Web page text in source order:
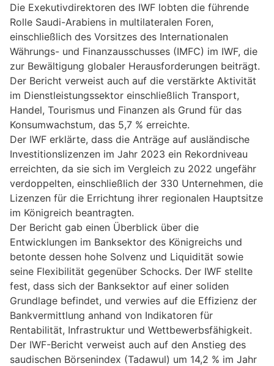
Die Exekutivdirektoren des IWF lobten die führende
Rolle Saudi-Arabiens in multilateralen Foren,
einschließlich des Vorsitzes des Internationalen
Währungs- und Finanzausschusses (IMFC) im IWF, die
zur Bewältigung globaler Herausforderungen beiträgt.
Der Bericht verweist auch auf die verstärkte Aktivität
im Dienstleistungssektor einschließlich Transport,
Handel, Tourismus und Finanzen als Grund für das
Konsumwachstum, das 5,7 % erreichte.
Der IWF erklärte, dass die Anträge auf ausländische
Investitionslizenzen im Jahr 2023 ein Rekordniveau
erreichten, da sie sich im Vergleich zu 2022 ungefähr
verdoppelten, einschließlich der 330 Unternehmen, die
Lizenzen für die Errichtung ihrer regionalen Hauptsitze
im Königreich beantragten.
Der Bericht gab einen Überblick über die
Entwicklungen im Banksektor des Königreichs und
betonte dessen hohe Solvenz und Liquidität sowie
seine Flexibilität gegenüber Schocks. Der IWF stellte
fest, dass sich der Banksektor auf einer soliden
Grundlage befindet, und verwies auf die Effizienz der
Bankvermittlung anhand von Indikatoren für
Rentabilität, Infrastruktur und Wettbewerbsfähigkeit.
Der IWF-Bericht verweist auch auf den Anstieg des
saudischen Börsenindex (Tadawul) um 14,2 % im Jahr